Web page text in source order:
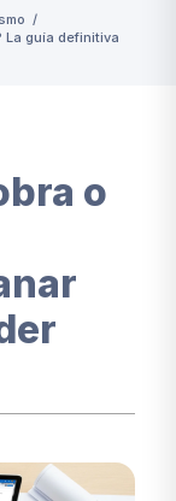
/
La guía definitiva
o